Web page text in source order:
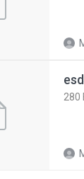
280